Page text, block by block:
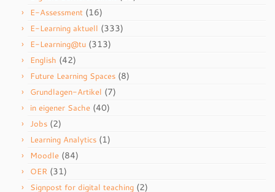
E-Assessment (16)
E-Learning aktuell (333)
E-Learning@tu (313)
English (42)
Future Learning Spaces (8)
Grundlagen-Artikel (7)
in eigener Sache (40)
Jobs (2)
Learning Analytics (1)
Moodle (84)
OER (31)
Signpost for digital teaching (2)